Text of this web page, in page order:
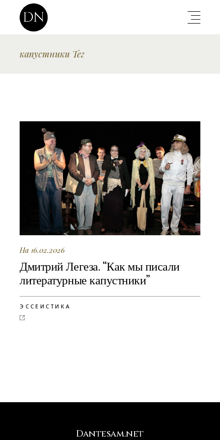
капустники Тег
На 16.02.2026
Дмитрий Легеза. “Как мы писали
литературные капустники”
ЭССЕИСТИКА
Dantesam.net